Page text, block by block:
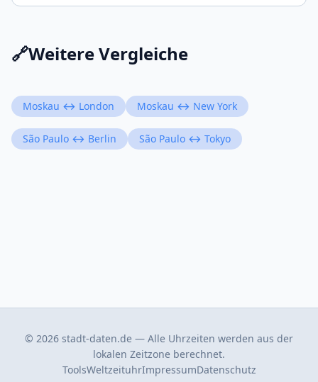
🔗Weitere Vergleiche
Moskau ↔ London Moskau ↔ New York
São Paulo ↔ Berlin São Paulo ↔ Tokyo
© 2026 stadt-daten.de — Alle Uhrzeiten werden aus der
lokalen Zeitzone berechnet.
ToolsWeltzeituhrImpressumDatenschutz